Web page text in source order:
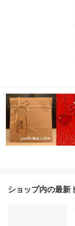
ショップ内の最新